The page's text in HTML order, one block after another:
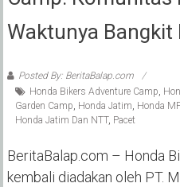
Waktunya Bangkit
Posted By: BeritaBalap.com
Honda Bikers Adventure Camp,
Garden Camp, Honda Jatim, Honda
Honda Jatim Dan NTT, Pacet
BeritaBalap.com – Honda
kembali diadakan oleh PT.